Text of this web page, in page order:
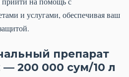
и услугами, обеспечивая ваш
препарат
— 200 000 сум/10 л